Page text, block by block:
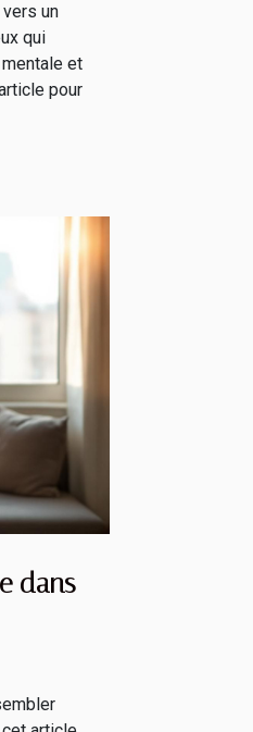
un
qui
et
pour
dans